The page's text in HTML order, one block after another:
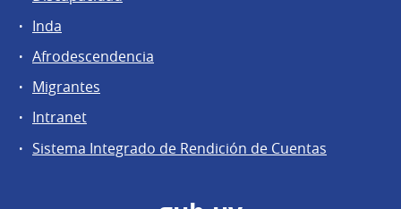
Inda
Afrodescendencia
Migrantes
Intranet
Sistema Integrado de Rendición de Cuentas